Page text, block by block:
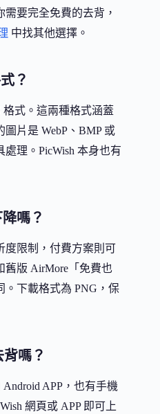
要完全免費的去背，
中找其他選擇。
？
格式。這兩種格式涵蓋
片是 WebP、BMP 或
理。PicWish 本身也有
嗎？
度限制，付費方案則可
舊版 AirMore「免費也
。下載格式為 PNG，保
嗎？
APP，也有手機
網頁或 APP 即可上